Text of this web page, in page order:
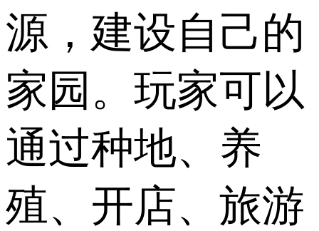
源，建设自己的
家园。玩家可以
通过种地、养
殖、开店、旅游